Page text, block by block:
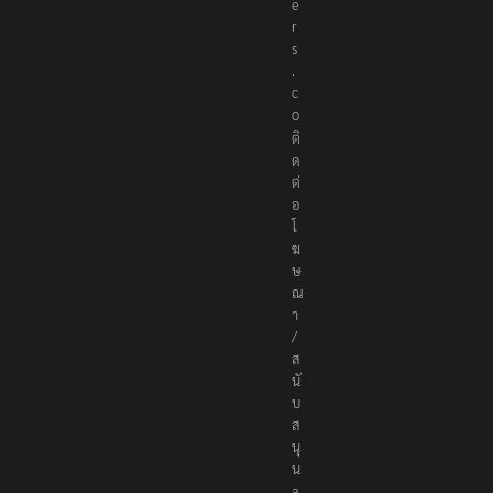
e
r
s
.
c
o
ติ
ด
ต่
อ
โ
ฆ
ษ
ณ
า
/
ส
นั
บ
ส
นุ
น